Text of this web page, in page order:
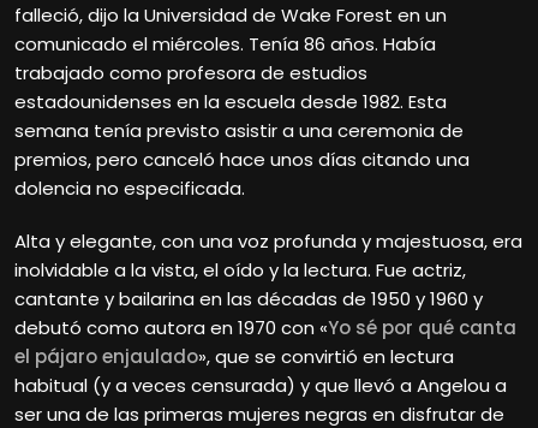
falleció, dijo la Universidad de Wake Forest en un
comunicado el miércoles. Tenía 86 años. Había
trabajado como profesora de estudios
estadounidenses en la escuela desde 1982. Esta
semana tenía previsto asistir a una ceremonia de
premios, pero canceló hace unos días citando una
dolencia no especificada.
Alta y elegante, con una voz profunda y majestuosa, era
inolvidable a la vista, el oído y la lectura. Fue actriz,
cantante y bailarina en las décadas de 1950 y 1960 y
debutó como autora en 1970 con «Yo sé por qué canta
el pájaro enjaulado», que se convirtió en lectura
habitual (y a veces censurada) y que llevó a Angelou a
ser una de las primeras mujeres negras en disfrutar de